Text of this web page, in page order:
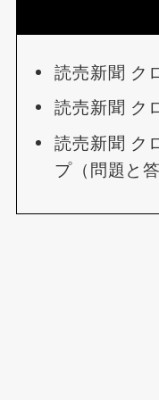
読売新聞 ク
読売新聞 ク
読売新聞 ク
プ（問題と答